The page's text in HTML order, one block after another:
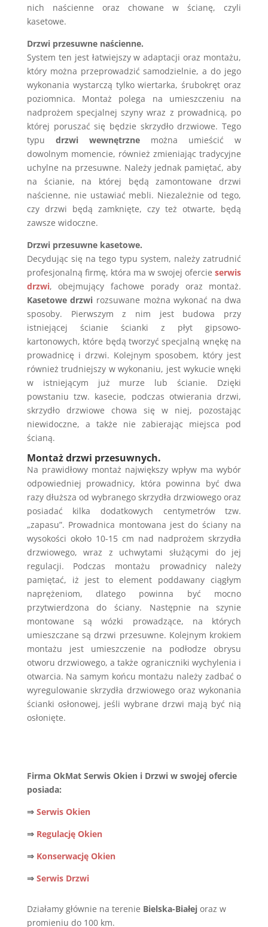
nich naścienne oraz chowane w ścianę, czyli
kasetowe.
Drzwi przesuwne naścienne.
System ten jest łatwiejszy w adaptacji oraz montażu,
który można przeprowadzić samodzielnie, a do jego
wykonania wystarczą tylko wiertarka, śrubokręt oraz
poziomnica. Montaż polega na umieszczeniu na
nadprożem specjalnej szyny wraz z prowadnicą, po
której poruszać się będzie skrzydło drzwiowe. Tego
typu drzwi wewnętrznemożna umieścić w
dowolnym momencie, również zmieniając tradycyjne
uchylne na przesuwne. Należy jednak pamiętać, aby
na ścianie, na której będą zamontowane drzwi
naścienne, nie ustawiać mebli. Niezależnie od tego,
czy drzwi będą zamknięte, czy też otwarte, będą
zawsze widoczne.
Drzwi przesuwne kasetowe.
Decydując się na tego typu system, należy zatrudnić
profesjonalną firmę, która ma w swojej ofercieserwis
drzwi, obejmujący fachowe porady oraz montaż.
Kasetowe drzwi rozsuwane można wykonać na dwa
sposoby. Pierwszym z nim jest budowa przy
istniejącej ścianie ścianki z płyt gipsowo-
kartonowych, które będą tworzyć specjalną wnękę na
prowadnicę i drzwi. Kolejnym sposobem, który jest
również trudniejszy w wykonaniu, jest wykucie wnęki
w istniejącym już murze lub ścianie. Dzięki
powstaniu tzw. kasecie, podczas otwierania drzwi,
skrzydło drzwiowe chowa się w niej, pozostając
niewidoczne, a także nie zabierając miejsca pod
ścianą.
Montaż drzwi przesuwnych.
Na prawidłowy montaż największy wpływ ma wybór
odpowiedniej prowadnicy, która powinna być dwa
razy dłuższa od wybranego skrzydła drzwiowego oraz
posiadać kilka dodatkowych centymetrów tzw.
„zapasu”. Prowadnica montowana jest do ściany na
wysokości około 10-15 cm nad nadprożem skrzydła
drzwiowego, wraz z uchwytami służącymi do jej
regulacji. Podczas montażu prowadnicy należy
pamiętać, iż jest to element poddawany ciągłym
naprężeniom, dlatego powinna być mocno
przytwierdzona do ściany. Następnie na szynie
montowane są wózki prowadzące, na których
umieszczane są drzwi przesuwne. Kolejnym krokiem
montażu jest umieszczenie na podłodze obrysu
otworu drzwiowego, a także ograniczniki wychylenia i
otwarcia. Na samym końcu montażu należy zadbać o
wyregulowanie skrzydła drzwiowego oraz wykonania
ścianki osłonowej, jeśli wybrane drzwi mają być nią
osłonięte.
Firma OkMat Serwis Okien i Drzwi w swojej ofercie
posiada:
⇒ Serwis Okien
⇒Regulację Okien
⇒ Konserwację Okien
⇒Serwis Drzwi
Działamy głównie na terenie Bielska-Białejoraz w
promieniu do 100 km.